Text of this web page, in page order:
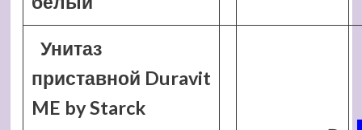
Унитаз
приставной Duravit
ME by Starck